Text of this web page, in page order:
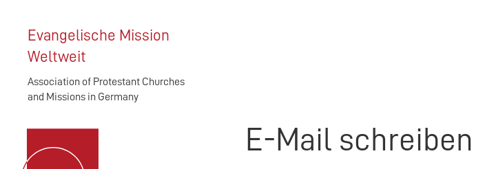
Evangelische Mission
Weltweit
Association of Protestant Churches
and Missions in Germany
E-Mail schreiben